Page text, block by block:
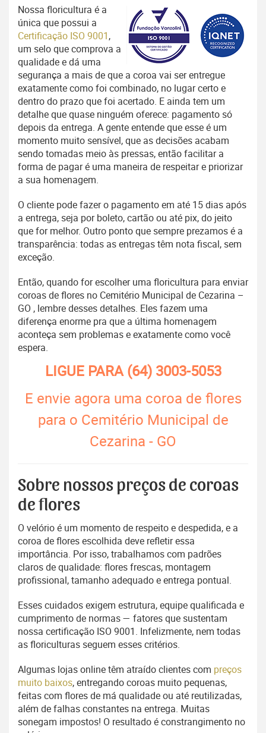
Nossa floricultura é a
única que possui a
Certificação ISO 9001,
um selo que comprova a
qualidade e dá uma
segurança a mais de que a coroa vai ser entregue
exatamente como foi combinado, no lugar certo e
dentro do prazo que foi acertado. E ainda tem um
detalhe que quase ninguém oferece: pagamento só
depois da entrega. A gente entende que esse é um
momento muito sensível, que as decisões acabam
sendo tomadas meio às pressas, então facilitar a
forma de pagar é uma maneira de respeitar e priorizar
a sua homenagem.
O cliente pode fazer o pagamento em até 15 dias após
a entrega, seja por boleto, cartão ou até pix, do jeito
que for melhor. Outro ponto que sempre prezamos é a
transparência: todas as entregas têm nota fiscal, sem
exceção.
Então, quando for escolher uma floricultura para enviar
coroas de flores no Cemitério Municipal de Cezarina –
GO , lembre desses detalhes. Eles fazem uma
diferença enorme pra que a última homenagem
aconteça sem problemas e exatamente como você
espera.
LIGUE PARA(64) 3003-5053
E envie agora uma coroa de flores
para o Cemitério Municipal de
Cezarina - GO
Sobre nossos preços de coroas
de flores
O velório é um momento de respeito e despedida, e a
coroa de flores escolhida deve refletir essa
importância. Por isso, trabalhamos com padrões
claros de qualidade: flores frescas, montagem
profissional, tamanho adequado e entrega pontual.
Esses cuidados exigem estrutura, equipe qualificada e
cumprimento de normas — fatores que sustentam
nossa certificação ISO 9001. Infelizmente, nem todas
as floriculturas seguem esses critérios.
Algumas lojas online têm atraído clientes com preços
muito baixos, entregando coroas muito pequenas,
feitas com flores de má qualidade ou até reutilizadas,
além de falhas constantes na entrega. Muitas
sonegam impostos! O resultado é constrangimento no